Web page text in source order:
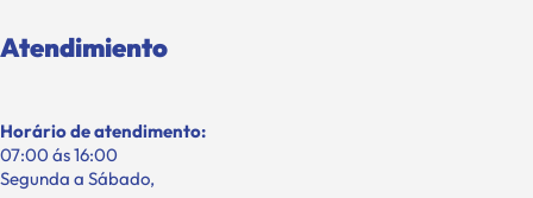
Atendimiento
Horário de atendimento:
07:00 ás 16:00
Segunda a Sábado,